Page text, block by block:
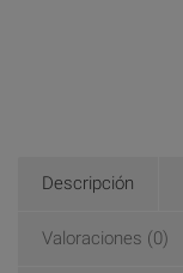
Descripción
Valoraciones (0)